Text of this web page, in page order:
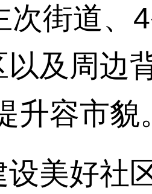
次街道、
及周边
升容市貌
好社